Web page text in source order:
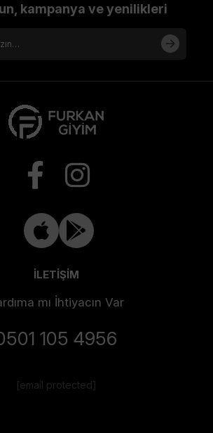
kampanya ve yenilikleri
İLETİŞİM
mı İhtiyacın Var
105 4956
[email protected]